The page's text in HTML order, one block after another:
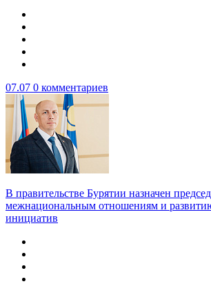
07.07 0 комментариев
В правительстве Бурятии назначен
межнациональным отношениям и
инициатив